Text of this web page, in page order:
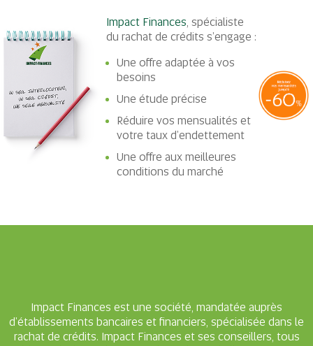
Impact Finances, spécialiste
du rachat de crédits s’engage :
Une offre adaptée à vos
besoins
Une étude précise
Réduire vos mensualités et
votre taux d’endettement
Une offre aux meilleures
conditions du marché
Impact Finances est une société, mandatée auprès
d'établissements bancaires et financiers, spécialisée dans le
rachat de crédits. Impact Finances et ses conseillers, tous